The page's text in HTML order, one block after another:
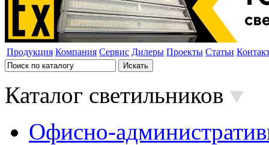
Продукция Компания Сервис Дилеры Проекты Статьи
Каталог светильников
Офисно-